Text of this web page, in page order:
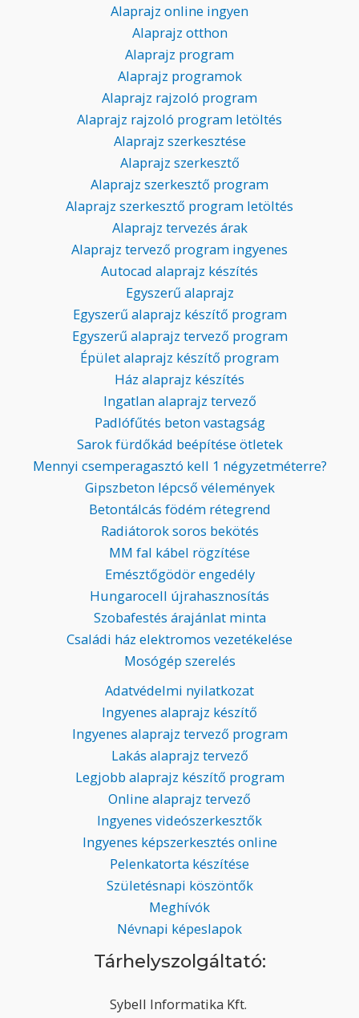
Alaprajz online ingyen
Alaprajz otthon
Alaprajz program
Alaprajz programok
Alaprajz rajzoló program
Alaprajz rajzoló program letöltés
Alaprajz szerkesztése
Alaprajz szerkesztő
Alaprajz szerkesztő program
Alaprajz szerkesztő program letöltés
Alaprajz tervezés árak
Alaprajz tervező program ingyenes
Autocad alaprajz készítés
Egyszerű alaprajz
Egyszerű alaprajz készítő program
Egyszerű alaprajz tervező program
Épület alaprajz készítő program
Ház alaprajz készítés
Ingatlan alaprajz tervező
Padlófűtés beton vastagság
Sarok fürdőkád beépítése ötletek
Mennyi csemperagasztó kell 1 négyzetméterre?
Gipszbeton lépcső vélemények
Betontálcás födém rétegrend
Radiátorok soros bekötés
MM fal kábel rögzítése
Emésztőgödör engedély
Hungarocell újrahasznosítás
Szobafestés árajánlat minta
Családi ház elektromos vezetékelése
Mosógép szerelés
Adatvédelmi nyilatkozat
Ingyenes alaprajz készítő
Ingyenes alaprajz tervező program
Lakás alaprajz tervező
Legjobb alaprajz készítő program
Online alaprajz tervező
Ingyenes videószerkesztők
Ingyenes képszerkesztés online
Pelenkatorta készítése
Születésnapi köszöntők
Meghívók
Névnapi képeslapok
Tárhelyszolgáltató:
Sybell Informatika Kft.